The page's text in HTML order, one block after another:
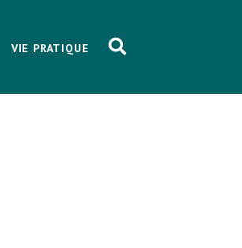
VIE PRATIQUE